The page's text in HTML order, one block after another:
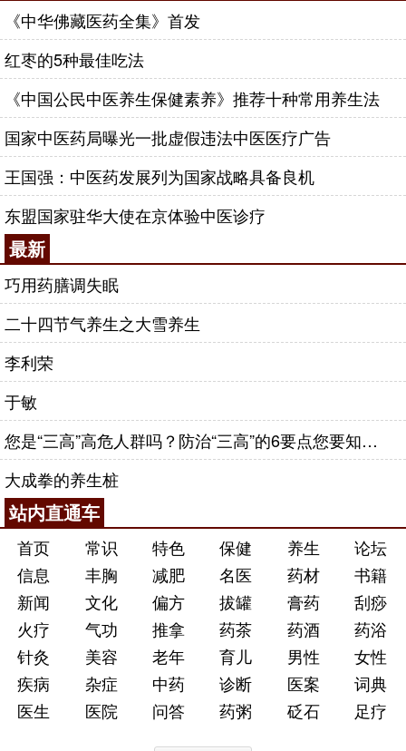
《中华佛藏医药全集》首发
红枣的5种最佳吃法
《中国公民中医养生保健素养》推荐十种常用养生法
国家中医药局曝光一批虚假违法中医医疗广告
王国强：中医药发展列为国家战略具备良机
东盟国家驻华大使在京体验中医诊疗
最新
巧用药膳调失眠
二十四节气养生之大雪养生
李利荣
于敏
您是“三高”高危人群吗？防治“三高”的6要点您要知道！
大成拳的养生桩
站内直通车
首页 常识 特色 保健 养生
论坛
信息
丰胸 减肥 名医 药材
书籍
新闻
文化 偏方 拔罐 膏药
刮痧
火疗
气功 推拿 药茶 药酒
药浴
针灸
美容 老年 育儿 男性
女性
疾病
杂症 中药 诊断 医案
词典
医生
医院 问答 药粥 砭石 足疗